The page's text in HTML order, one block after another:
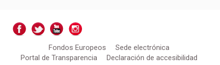
Fondos Europeos
Sede electrónica
Portal de Transparencia
Declaración de accesibilidad